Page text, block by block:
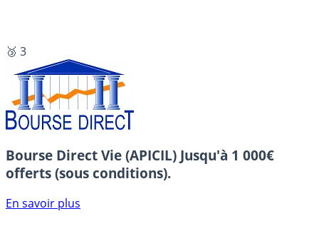
🥉 3
Bourse Direct Vie (APICIL) Jusqu'à 1 000€
offerts (sous conditions).
En savoir plus